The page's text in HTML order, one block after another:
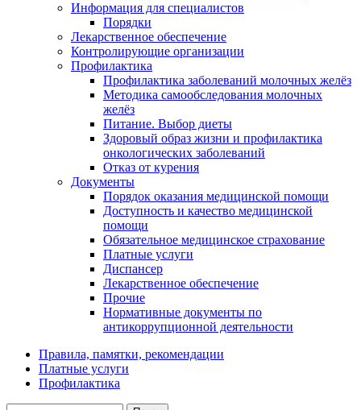
Информация для специалистов
Порядки
Лекарственное обеспечение
Контролирующие организации
Профилактика
Профилактика заболеваний молочных желёз
Методика самообследования молочных
желёз
Питание. Выбор диеты
Здоровый образ жизни и профилактика
онкологических заболеваний
Отказ от курения
Документы
Порядок оказания медицинской помощи
Доступность и качество медицинской
помощи
Обязательное медицинское страхование
Платные услуги
Диспансер
Лекарственное обеспечение
Прочие
Нормативные документы по
антикоррупционной деятельности
Правила, памятки, рекомендации
Платные услуги
Профилактика